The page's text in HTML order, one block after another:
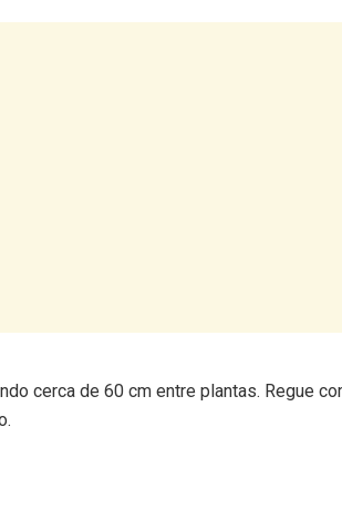
A poda ajuda a controlar o crescimento